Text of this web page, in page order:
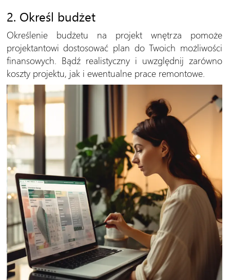
2. Określ budżet
Określenie budżetu na projekt wnętrza pomoże
projektantowi dostosować plan do Twoich możliwości
finansowych. Bądź realistyczny i uwzględnij zarówno
koszty projektu, jak i ewentualne prace remontowe.